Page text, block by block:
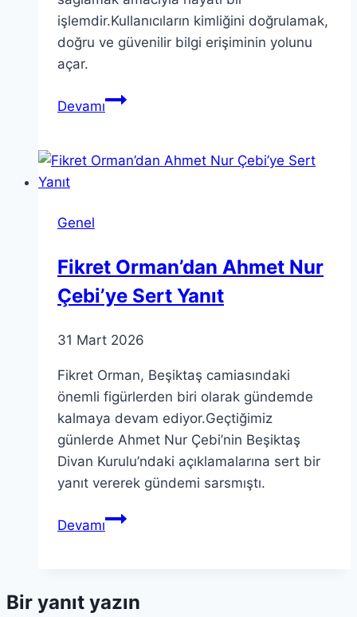
işlemdir.Kullanıcıların kimliğini doğrulamak,
doğru ve güvenilir bilgi erişiminin yolunu
açar.
DevamıLegacy.com
Sağlamak
Genel
Fikret Orman’dan Ahmet Nur
Çebi’ye Sert Yanıt
31 Mart 2026
Fikret Orman, Beşiktaş camiasındaki
önemli figürlerden biri olarak gündemde
kalmaya devam ediyor.Geçtiğimiz
günlerde Ahmet Nur Çebi’nin Beşiktaş
Divan Kurulu’ndaki açıklamalarına sert bir
yanıt vererek gündemi sarsmıştı.
DevamıFikret
Çebi’ye
Bir yanıt yazın